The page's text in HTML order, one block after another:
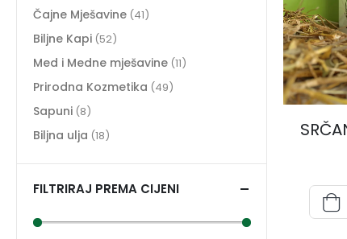
Čajne Mješavine (41)
Biljne Kapi (52)
Med i Medne mješavine (11)
Prirodna Kozmetika (49)
Sapuni (8)
Biljna ulja (18)
FILTRIRAJ PREMA CIJENI